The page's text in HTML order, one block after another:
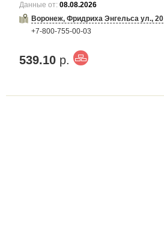
Данные от:08.08.2026
Воронеж, Фридриха Энгельса ул., 20
+7-800-755-00-03
539.10 р.